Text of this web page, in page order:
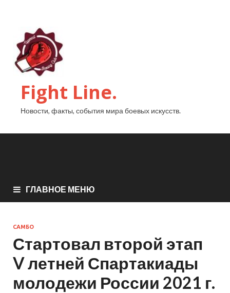
Fight Line.
Новости, факты, события мира боевых искусств.
ГЛАВНОЕ МЕНЮ
САМБО
Стартовал второй этап
V летней Спартакиады
молодежи России 2021 г.